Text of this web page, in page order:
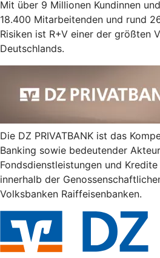
Mit über 9 Millionen Kundinnen
18.400 Mitarbeitenden und rund
Risiken ist R+V einer der größten
Deutschlands.
Die DZ PRIVATBANK ist das
Banking sowie bedeutender
Fondsdienstleistungen und
innerhalb der
Volksbanken Raiffeisenbanken.